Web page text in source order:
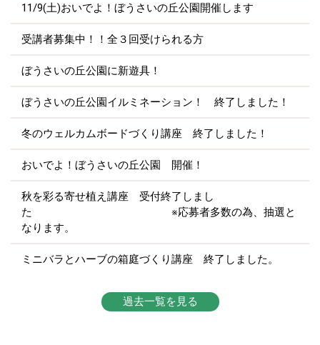
11/9(土)おいでよ！ぼうさいの丘公園開催します
受講者募集中！！全３回受けられる方
ぼうさいの丘公園に新遊具！
ぼうさいの丘公園イルミネーション！ 終了しました！
冬のウェルカムボードづくり講座 終了しました！
おいでよ！ぼうさいの丘公園 開催！
秋を彩る寄せ植え講座 受付終了しまし
た ※応募者多数の為、抽選と
なります。
ミニバラとハーブの箱庭づくり講座 終了しました。
過去一覧を見る